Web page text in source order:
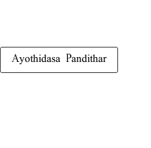
Ayothidasa Pandithar